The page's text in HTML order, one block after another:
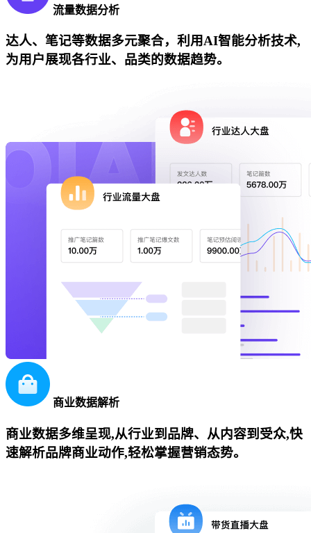
流量数据分析
达人、笔记等数据多元聚合，利用AI智能分析技术,
为用户展现各行业、品类的数据趋势。
商业数据解析
商业数据多维呈现,从行业到品牌、从内容到受众,快
速解析品牌商业动作,轻松掌握营销态势。